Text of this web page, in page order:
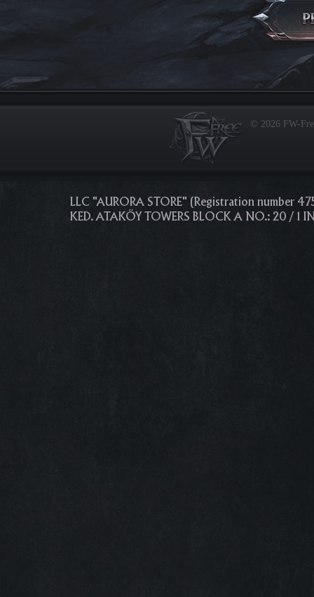
© 2026 FW-
LLC "AURORA STORE" (Registration number
KED. ATAKÖY TOWERS BLOCK A NO.: 20 / 1